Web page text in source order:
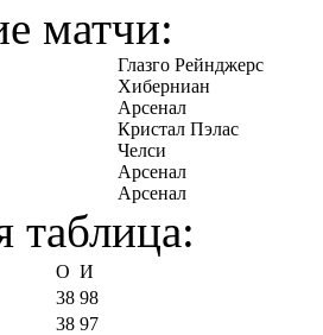
матчи:
Глазго Рейнджерс
Хиберниан
Арсенал
Кристал Пэлас
Челси
Арсенал
Арсенал
таблица:
О И
38 98
38 97